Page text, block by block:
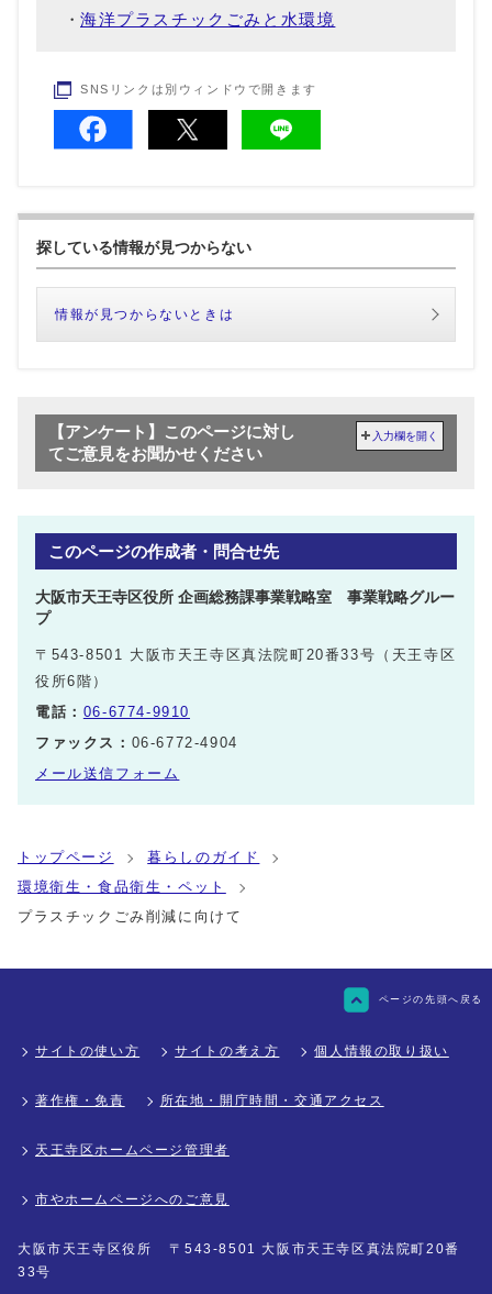
海洋プラスチックごみと水環境
SNSリンクは別ウィンドウで開きます
探している情報が見つからない
情報が見つからないときは
【アンケート】このページに対し
てご意見をお聞かせください
入力欄を開く
このページの作成者・問合せ先
大阪市天王寺区役所 企画総務課事業戦略室 事業戦略グルー
プ
〒543-8501 大阪市天王寺区真法院町20番33号（天王寺区
役所6階）
電話： 06-6774-9910
ファックス： 06-6772-4904
メール送信フォーム
トップページ
暮らしのガイド
環境衛生・食品衛生・ペット
プラスチックごみ削減に向けて
ページの先頭へ戻る
サイトの使い方 サイトの考え方 個人情報の取り扱い
著作権・免責 所在地・開庁時間・交通アクセス
天王寺区ホームページ管理者
市やホームページへのご意見
大阪市天王寺区役所
〒543-8501 大阪市天王寺区真法院町20番
33号